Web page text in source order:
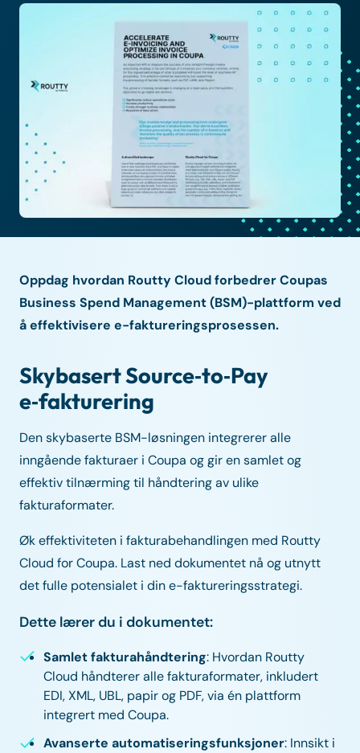
Oppdag hvordan Routty Cloud forbedrer Coupas
Business Spend Management (BSM)-plattform ved
å effektivisere e-faktureringsprosessen.
Skybasert Source‑to‑Pay
e‑fakturering
Den skybaserte BSM-løsningen integrerer alle
inngående fakturaer i Coupa og gir en samlet og
effektiv tilnærming til håndtering av ulike
fakturaformater.
Øk effektiviteten i fakturabehandlingen med Routty
Cloud for Coupa. Last ned dokumentet nå og utnytt
det fulle potensialet i din e-faktureringsstrategi.
Dette lærer du i dokumentet:
Samlet fakturahåndtering: Hvordan Routty
Cloud håndterer alle fakturaformater, inkludert
EDI, XML, UBL, papir og PDF, via én plattform
integrert med Coupa.
Avanserte automatiseringsfunksjoner: Innsikt i